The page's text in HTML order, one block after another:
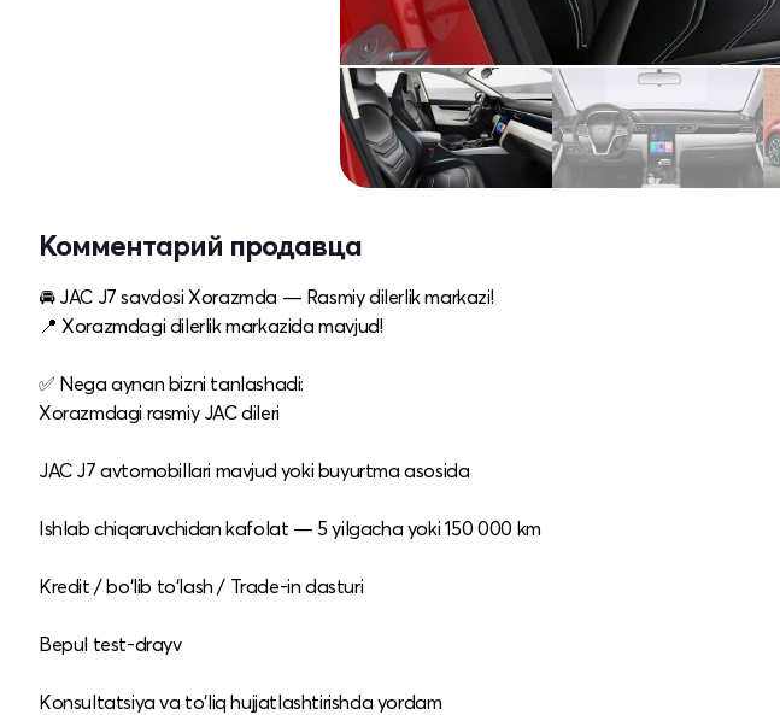
Комментарий продавца
🚘 JAC J7 savdosi Xorazmda — Rasmiy dilerlik markazi!
📍 Xorazmdagi dilerlik markazida mavjud!
✅ Nega aynan bizni tanlashadi:
Xorazmdagi rasmiy JAC dileri
JAC J7 avtomobillari mavjud yoki buyurtma asosida
Ishlab chiqaruvchidan kafolat — 5 yilgacha yoki 150 000 km
Kredit / bo‘lib to‘lash / Trade-in dasturi
Bepul test-drayv
Konsultatsiya va to‘liq hujjatlashtirishda yordam